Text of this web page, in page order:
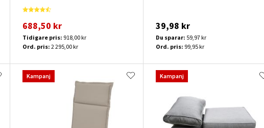
688,50 kr
Tidigare pris: 918,00 kr
Ord. pris: 2 295,00 kr
39,98 kr
Du sparar: 59,97 kr
Ord. pris: 99,95 kr
Kampanj Kampanj